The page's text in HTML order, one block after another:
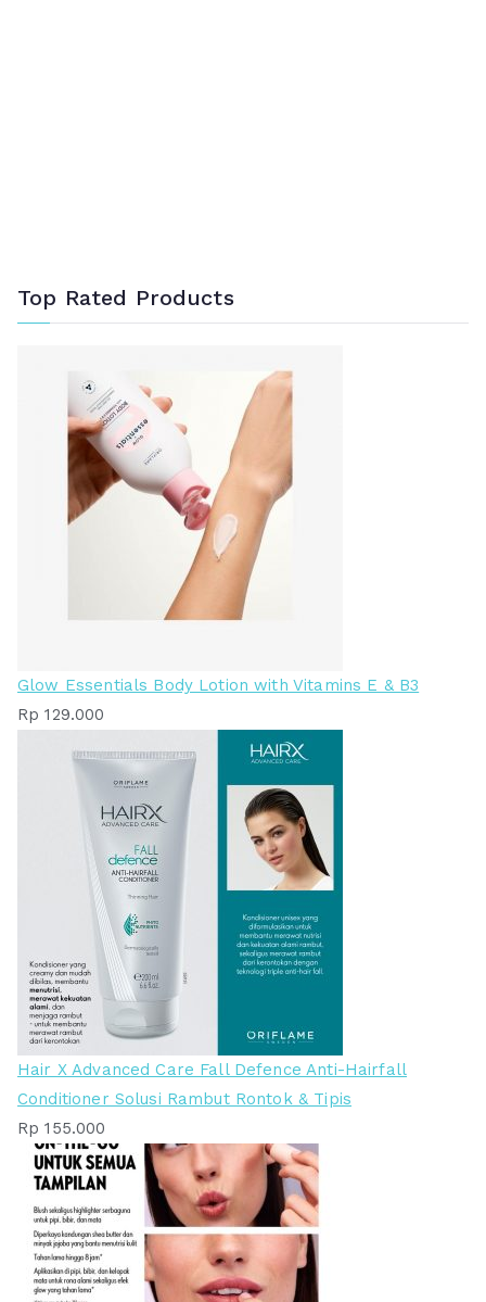
Top Rated Products
Glow Essentials Body Lotion with Vitamins E & B3
Rp 129.000
Hair X Advanced Care Fall Defence Anti-Hairfall
Conditioner Solusi Rambut Rontok & Tipis
Rp 155.000